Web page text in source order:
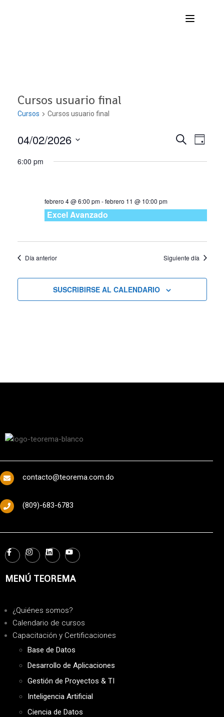
Cursos usuario final
Cursos Cursos usuario final
de
y
vistas
de
BUSCAR
de
DÍA
04/02/2026
fecha.
6:00 pm
febrero 4 @ 6:00 pm-febrero 11 @ 10:00 pm
Excel Avanzado
Día anterior Siguiente día
SUSCRIBIRSE AL CALENDARIO
contacto@teorema.com.do
(809)-683-6783
MENÚ TEOREMA
¿Quiénes somos?
Calendario de cursos
Capacitación y Certificaciones
Base de Datos
Desarrollo de Aplicaciones
Gestión de Proyectos & TI
Inteligencia Artificial
Ciencia de Datos